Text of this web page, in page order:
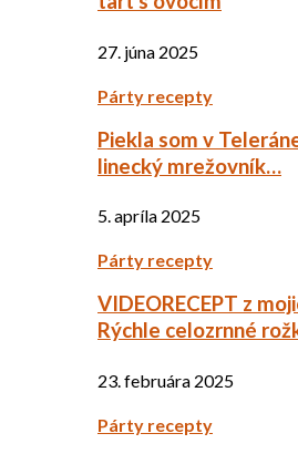
27. júna 2025
Párty recepty
Piekla som v
linecký mrežovník…
5. apríla 2025
Párty recepty
VIDEORECEPT z
Rýchle celozrnné
23. februára 2025
Párty recepty